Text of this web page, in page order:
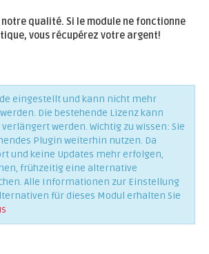
notre qualité. Si le module ne fonctionne
vous récupérez votre argent!
eingestellt und kann nicht mehr
Die bestehende Lizenz kann
werden. Wichtig zu wissen: Sie
Plugin weiterhin nutzen. Da
und keine Updates mehr erfolgen,
frühzeitig eine alternative
Alle Informationen zur Einstellung
für dieses Modul erhalten Sie